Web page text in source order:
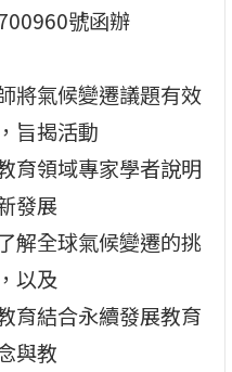
號函辦
將氣候變遷議題有效
旨揭活動
育領域專家學者說明
發展
解全球氣候變遷的挑
以及
育結合永續發展教育
與教